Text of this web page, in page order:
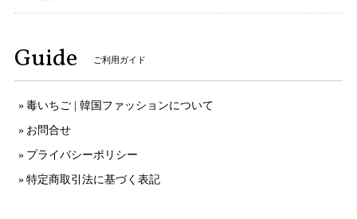
Guide ご利用ガイド
毒いちご | 韓国ファッションについて
お問合せ
プライバシーポリシー
特定商取引法に基づく表記